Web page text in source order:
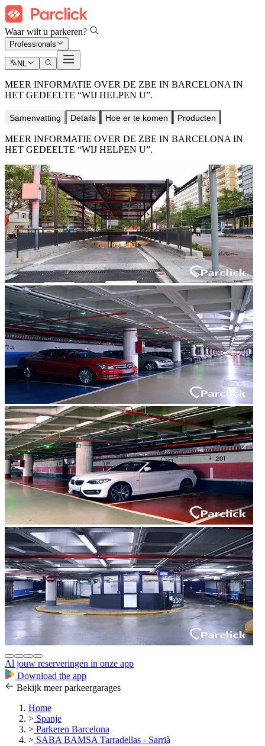
Waar wilt u parkeren?
Professionals
NL
MEER INFORMATIE OVER DE ZBE IN BARCELONA IN
HET GEDEELTE “WIJ HELPEN U”.
Samenvatting Details Hoe er te komen Producten
MEER INFORMATIE OVER DE ZBE IN BARCELONA IN
HET GEDEELTE “WIJ HELPEN U”.
Al jouw reserveringen in onze app
Download the app
Bekijk meer parkeergarages
Home
> Spanje
> Parkeren Barcelona
> SABA BAMSA Tarradellas - Sarrià